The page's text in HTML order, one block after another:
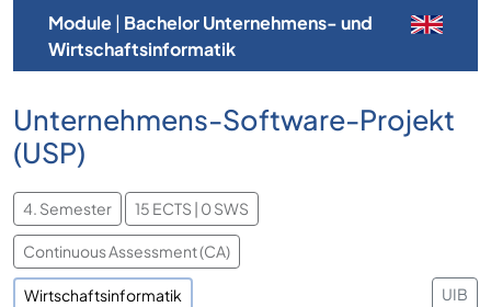
Module| Bachelor Unternehmens- und
Wirtschaftsinformatik
Unternehmens-Software-Projekt
(USP)
4. Semester 15 ECTS | 0 SWS
Continuous Assessment (CA)
Wirtschaftsinformatik UIB